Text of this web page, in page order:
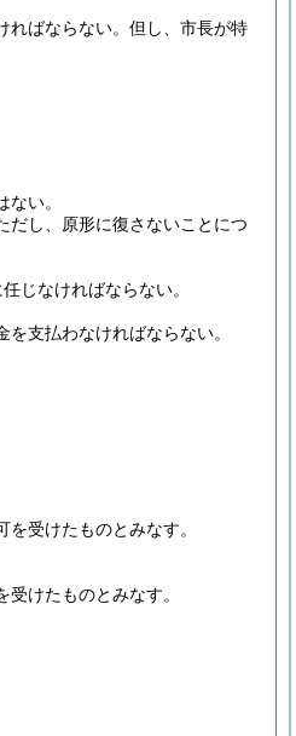
ばならない。 但し、市長が特
い。
だし、原形に復さないことにつ
じなければならない。
支払わなければならない。
受けたものとみなす。
けたものとみなす。